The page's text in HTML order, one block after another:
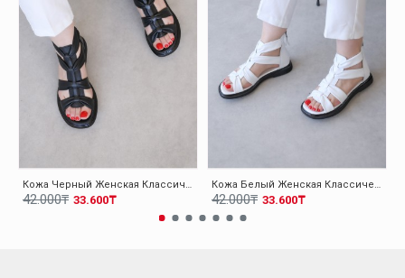
Кожа Черный Женская Классические Сандалии 124ZA116
33.600₸
42.000₸
Кожа Белый Женская Классические Сандалии 124ZA116
33.600₸
42.000₸